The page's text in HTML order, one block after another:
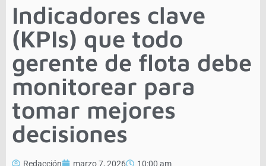
Indicadores clave
(KPIs) que todo
gerente de flota debe
monitorear para
tomar mejores
decisiones
Redacción marzo 7, 2026 10:00 am